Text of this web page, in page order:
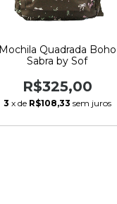
Mochila Quadrada Boho
Sabra by Sof
R$325,00
3 x de R$108,33 sem juros